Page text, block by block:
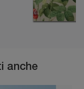
anche